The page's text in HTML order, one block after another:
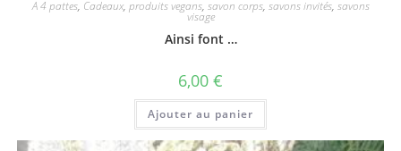
A 4 pattes, Cadeaux, produits vegans, savon corps, savons invités, savons
visage
Ainsi font …
6,00 €
Ajouter au panier